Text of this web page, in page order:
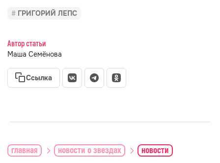
ГРИГОРИЙ ЛЕПС
Автор статьи
Маша Семёнова
Ссылка
главная новости о звездах новости